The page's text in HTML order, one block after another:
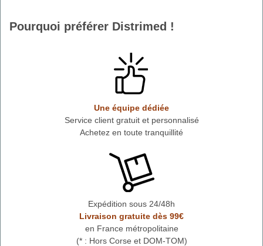
Pourquoi préférer Distrimed !
Une équipe dédiée
Service client gratuit et personnalisé
Achetez en toute tranquillité
Expédition sous 24/48h
Livraison gratuite dès 99€
en France métropolitaine
(* : Hors Corse et DOM-TOM)